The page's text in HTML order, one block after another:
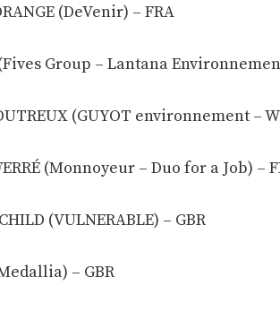
(DeVenir) – FRA
Group – Lantana
(GUYOT environnement –
(Monnoyeur – Duo for a Job) –
(VULNERABLE) – GBR
– GBR